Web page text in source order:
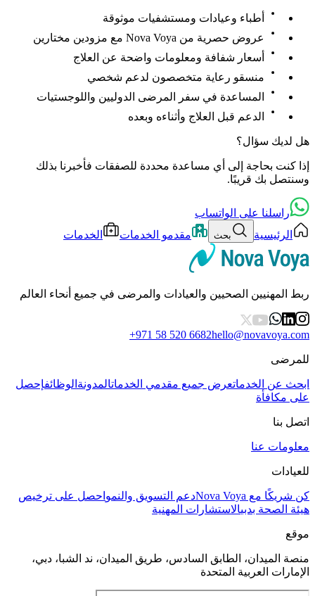
أطباء وعيادات ومستشفيات موثوقة
عروض حصرية من Nova Voya مع مزودين مختارين
أسعار شفافة ومعلومات واضحة عن العلاج
منسقو رعاية متخصصون لدعم شخصي
المساعدة في سفر المرضى الدوليين واللوجستيات
الدعم قبل العلاج وأثناءه وبعده
هل لديك سؤال؟
إذا كنت بحاجة إلى أي مساعدة محددة للصفقات فأخبرنا بذلك
وسنتصل بك قريبًا.
راسلنا على الواتساب
الرئيسية
بحث مقدمو الخدمات الخدمات
ربط المهنيين الصحيين والعيادات والمرضى في جميع أنحاء العالم
hello@novavoya.com
+971 58 520 6682
للمرضى
ابحث عن الخدماتعرض جميع مقدمي الخدماتالمدونة الوظائفإحصل
على مكافأة
اتصل بنا
معلومات عنا
للعيادات
كن شريكًا مع Nova Voya دعم التسويق والنمو احصل على ترخيص
هيئة الصحة بدبيالاستشارات المهنية
موقع
منصة الميدان، الطابق السادس، طريق الميدان، ند الشبا، دبي،
الإمارات العربية المتحدة